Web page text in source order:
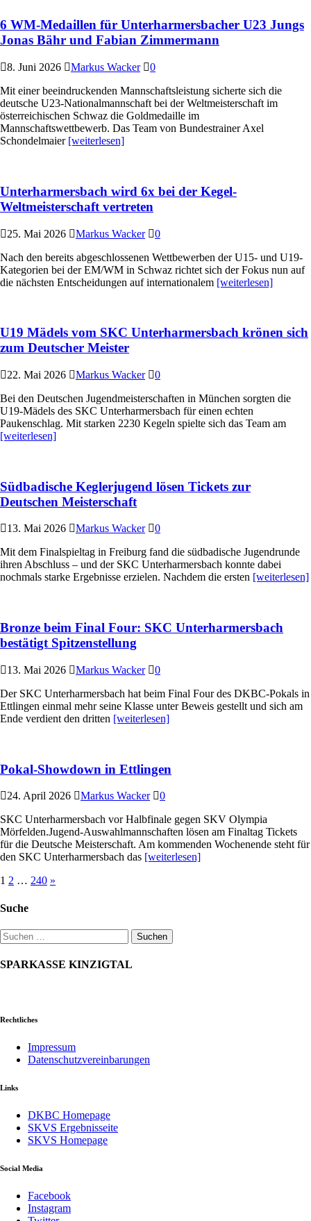
6 WM-Medaillen für Unterharmersbacher U23 Jungs
Jonas Bähr und Fabian Zimmermann
8. Juni 2026 Markus Wacker
0
Mit einer beeindruckenden Mannschaftsleistung sicherte sich die
deutsche U23-Nationalmannschaft bei der Weltmeisterschaft im
österreichischen Schwaz die Goldmedaille im
Mannschaftswettbewerb. Das Team von Bundestrainer Axel
Schondelmaier [weiterlesen]
Unterharmersbach wird 6x bei der Kegel-
Weltmeisterschaft vertreten
25. Mai 2026 Markus Wacker
0
Nach den bereits abgeschlossenen Wettbewerben der U15- und U19-
Kategorien bei der EM/WM in Schwaz richtet sich der Fokus nun auf
die nächsten Entscheidungen auf internationalem [weiterlesen]
U19 Mädels vom SKC Unterharmersbach krönen sich
zum Deutscher Meister
22. Mai 2026 Markus Wacker
0
Bei den Deutschen Jugendmeisterschaften in München sorgten die
U19-Mädels des SKC Unterharmersbach für einen echten
Paukenschlag. Mit starken 2230 Kegeln spielte sich das Team am
[weiterlesen]
Südbadische Keglerjugend lösen Tickets zur
Deutschen Meisterschaft
13. Mai 2026 Markus Wacker
0
Mit dem Finalspieltag in Freiburg fand die südbadische Jugendrunde
ihren Abschluss – und der SKC Unterharmersbach konnte dabei
nochmals starke Ergebnisse erzielen. Nachdem die ersten [weiterlesen]
Bronze beim Final Four: SKC Unterharmersbach
bestätigt Spitzenstellung
13. Mai 2026 Markus Wacker
0
Der SKC Unterharmersbach hat beim Final Four des DKBC-Pokals in
Ettlingen einmal mehr seine Klasse unter Beweis gestellt und sich am
Ende verdient den dritten [weiterlesen]
Pokal-Showdown in Ettlingen
24. April 2026 Markus Wacker
0
SKC Unterharmersbach vor Halbfinale gegen SKV Olympia
Mörfelden.Jugend-Auswahlmannschaften lösen am Finaltag Tickets
für die Deutsche Meisterschaft. Am kommenden Wochenende steht für
den SKC Unterharmersbach das [weiterlesen]
Seitennummerierung
der
1 2 … 240 »
Suche
Suchen
nach:
SPARKASSE KINZIGTAL
Rechtliches
Impressum
Datenschutzvereinbarungen
Links
DKBC Homepage
SKVS Ergebnisseite
SKVS Homepage
Social Media
Facebook
Instagram